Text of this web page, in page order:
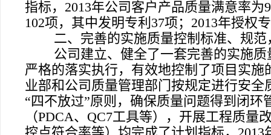
指标， 2013年公司客户产品质量满意率为
102项，其中发明专利 37项； 2013年授权
二、完善的实施质量控制标准、规
公司建立、健全了一套完善的实施
严格的落实执行，有效地控制了项目实施
业部和公司质量管理部门按规定进行安
“四不放过”原则，确保质量问题得到闭
（PDCA、 QC7工具等），开展工程质量